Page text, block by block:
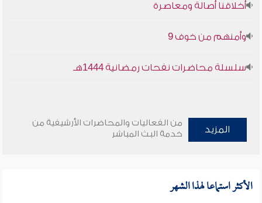
أخلاقنا أصالة ومعاصرة
وأمنهم من خوف 9
سلسلة محاضرات نفحات رمضانية 1444هـ
المزيد
من الفعاليات والمحاضرات الأرشيفية من
خدمة البث المباشر
الأكثر استماعا لهذا الشهر